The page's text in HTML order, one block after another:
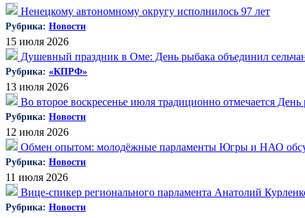
Ненецкому автономному округу исполнилось 97 лет
Рубрика: Новости
15 июля 2026
Душевный праздник в Оме: День рыбака объединил
Рубрика: «КПРФ»
13 июля 2026
Во второе воскресенье июля традиционно отмечается День
Рубрика: Новости
12 июля 2026
Обмен опытом: молодёжные парламенты Югры и НАО
Рубрика: Новости
11 июля 2026
Вице-спикер регионального парламента Анатолий
Рубрика: Новости